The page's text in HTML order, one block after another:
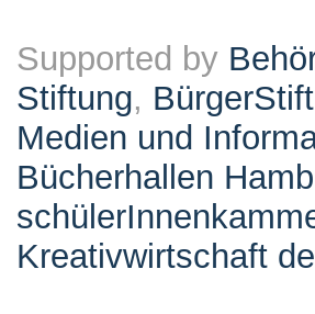
Supported by
Stiftung,
Medien und
Bücherhallen
Kreativwirtschaft